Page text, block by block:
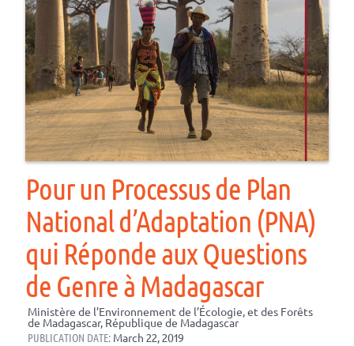
Pour un Processus de Plan
National d’Adaptation (PNA)
qui Réponde aux Questions
de Genre à Madagascar
Ministère de l’Environnement de l’Écologie, et des Forêts
de Madagascar, République de Madagascar
PUBLICATION DATE: March 22, 2019